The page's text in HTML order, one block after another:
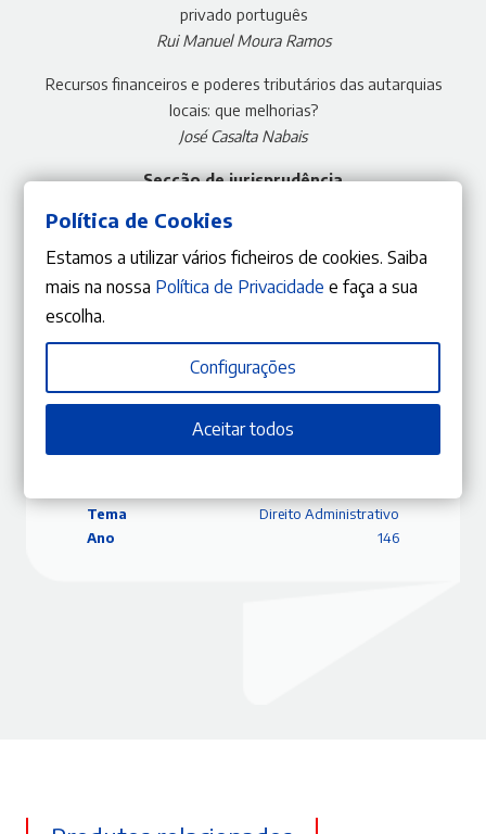
privado português
Rui Manuel Moura Ramos
Recursos financeiros e poderes tributários das autarquias
locais: que melhorias?
José Casalta Nabais
Secção de jurisprudência
A empregada, a patroa, o seu marido e o despedimento
João Leal Amado
9770870848057
Editora
Gestlegal
Tema
Direito Administrativo
Ano
146
Política de Cookies
Estamos a utilizar vários ficheiros de cookies. Saiba
mais na nossa Política de Privacidade e faça a sua
escolha.
Configurações
Aceitar todos